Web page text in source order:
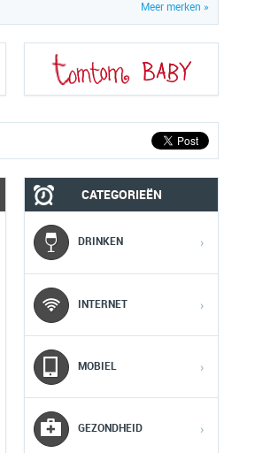
Meer merken »
MOBIEL
CATEGORIEËN
DRINKEN ›
INTERNET ›
MOBIEL ›
GEZONDHEID ›